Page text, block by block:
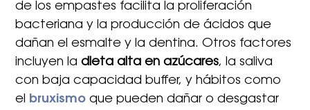
de los empastes facilita la proliferación
bacteriana y la producción de ácidos que
dañan el esmalte y la dentina. Otros factores
incluyen ladieta alta en azúcares, la saliva
con baja capacidad buffer, y hábitos como
el bruxismo que pueden dañar o desgastar